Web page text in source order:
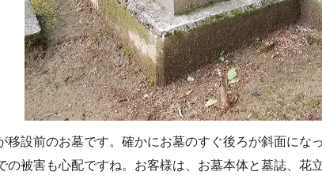
移設前のお墓です。確かにお墓のすぐ後ろが斜面にな
の被害も心配ですね。お客様は、お墓本体と墓誌、花